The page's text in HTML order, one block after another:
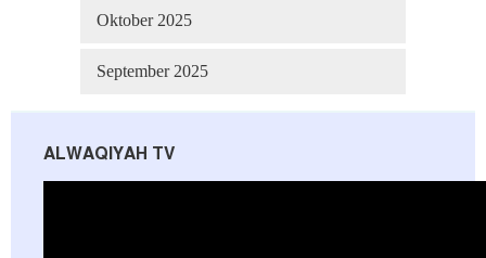
Oktober 2025
September 2025
ALWAQIYAH TV